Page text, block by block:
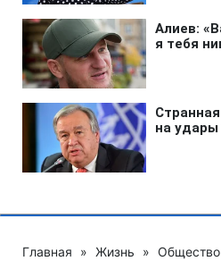
Главная » Жизнь » Общество